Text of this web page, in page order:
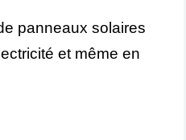
panneaux solaires
et même en